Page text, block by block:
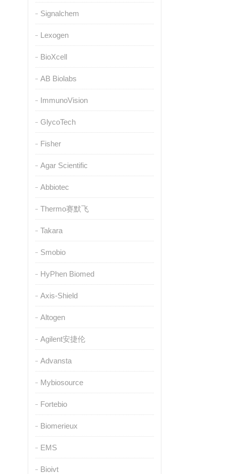
Signalchem
Lexogen
BioXcell
AB Biolabs
ImmunoVision
GlycoTech
Fisher
Agar Scientific
Abbiotec
Thermo赛默飞
Takara
Smobio
HyPhen Biomed
Axis-Shield
Altogen
Agilent安捷伦
Advansta
Mybiosource
Fortebio
Biomerieux
EMS
Bioivt